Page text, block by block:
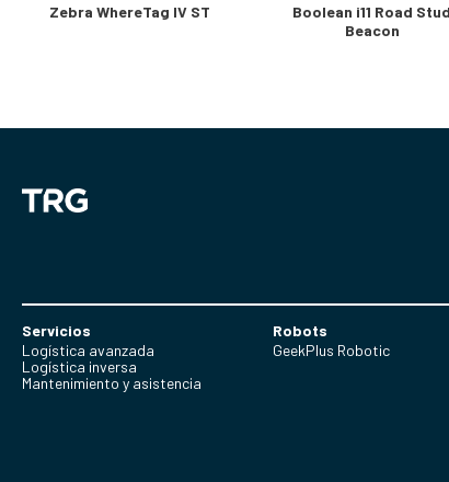
Zebra WhereTag IV ST
Boolean i11 Road Stud
Beacon
Servicios
Logística avanzada
Logística inversa
Mantenimiento y asistencia
Robots
GeekPlus Robotic